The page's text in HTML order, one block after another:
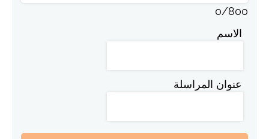
0/800
الاسم
عنوان المراسلة